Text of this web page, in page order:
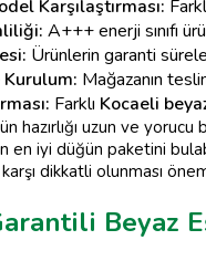
Karşılaştırması:
A+++ enerji sınıfı
Ürünlerin garanti
Mağazanın
Farklı Kocaeli
hazırlığı uzun ve
en iyi düğün paketini
dikkatli olunması
Beyaz